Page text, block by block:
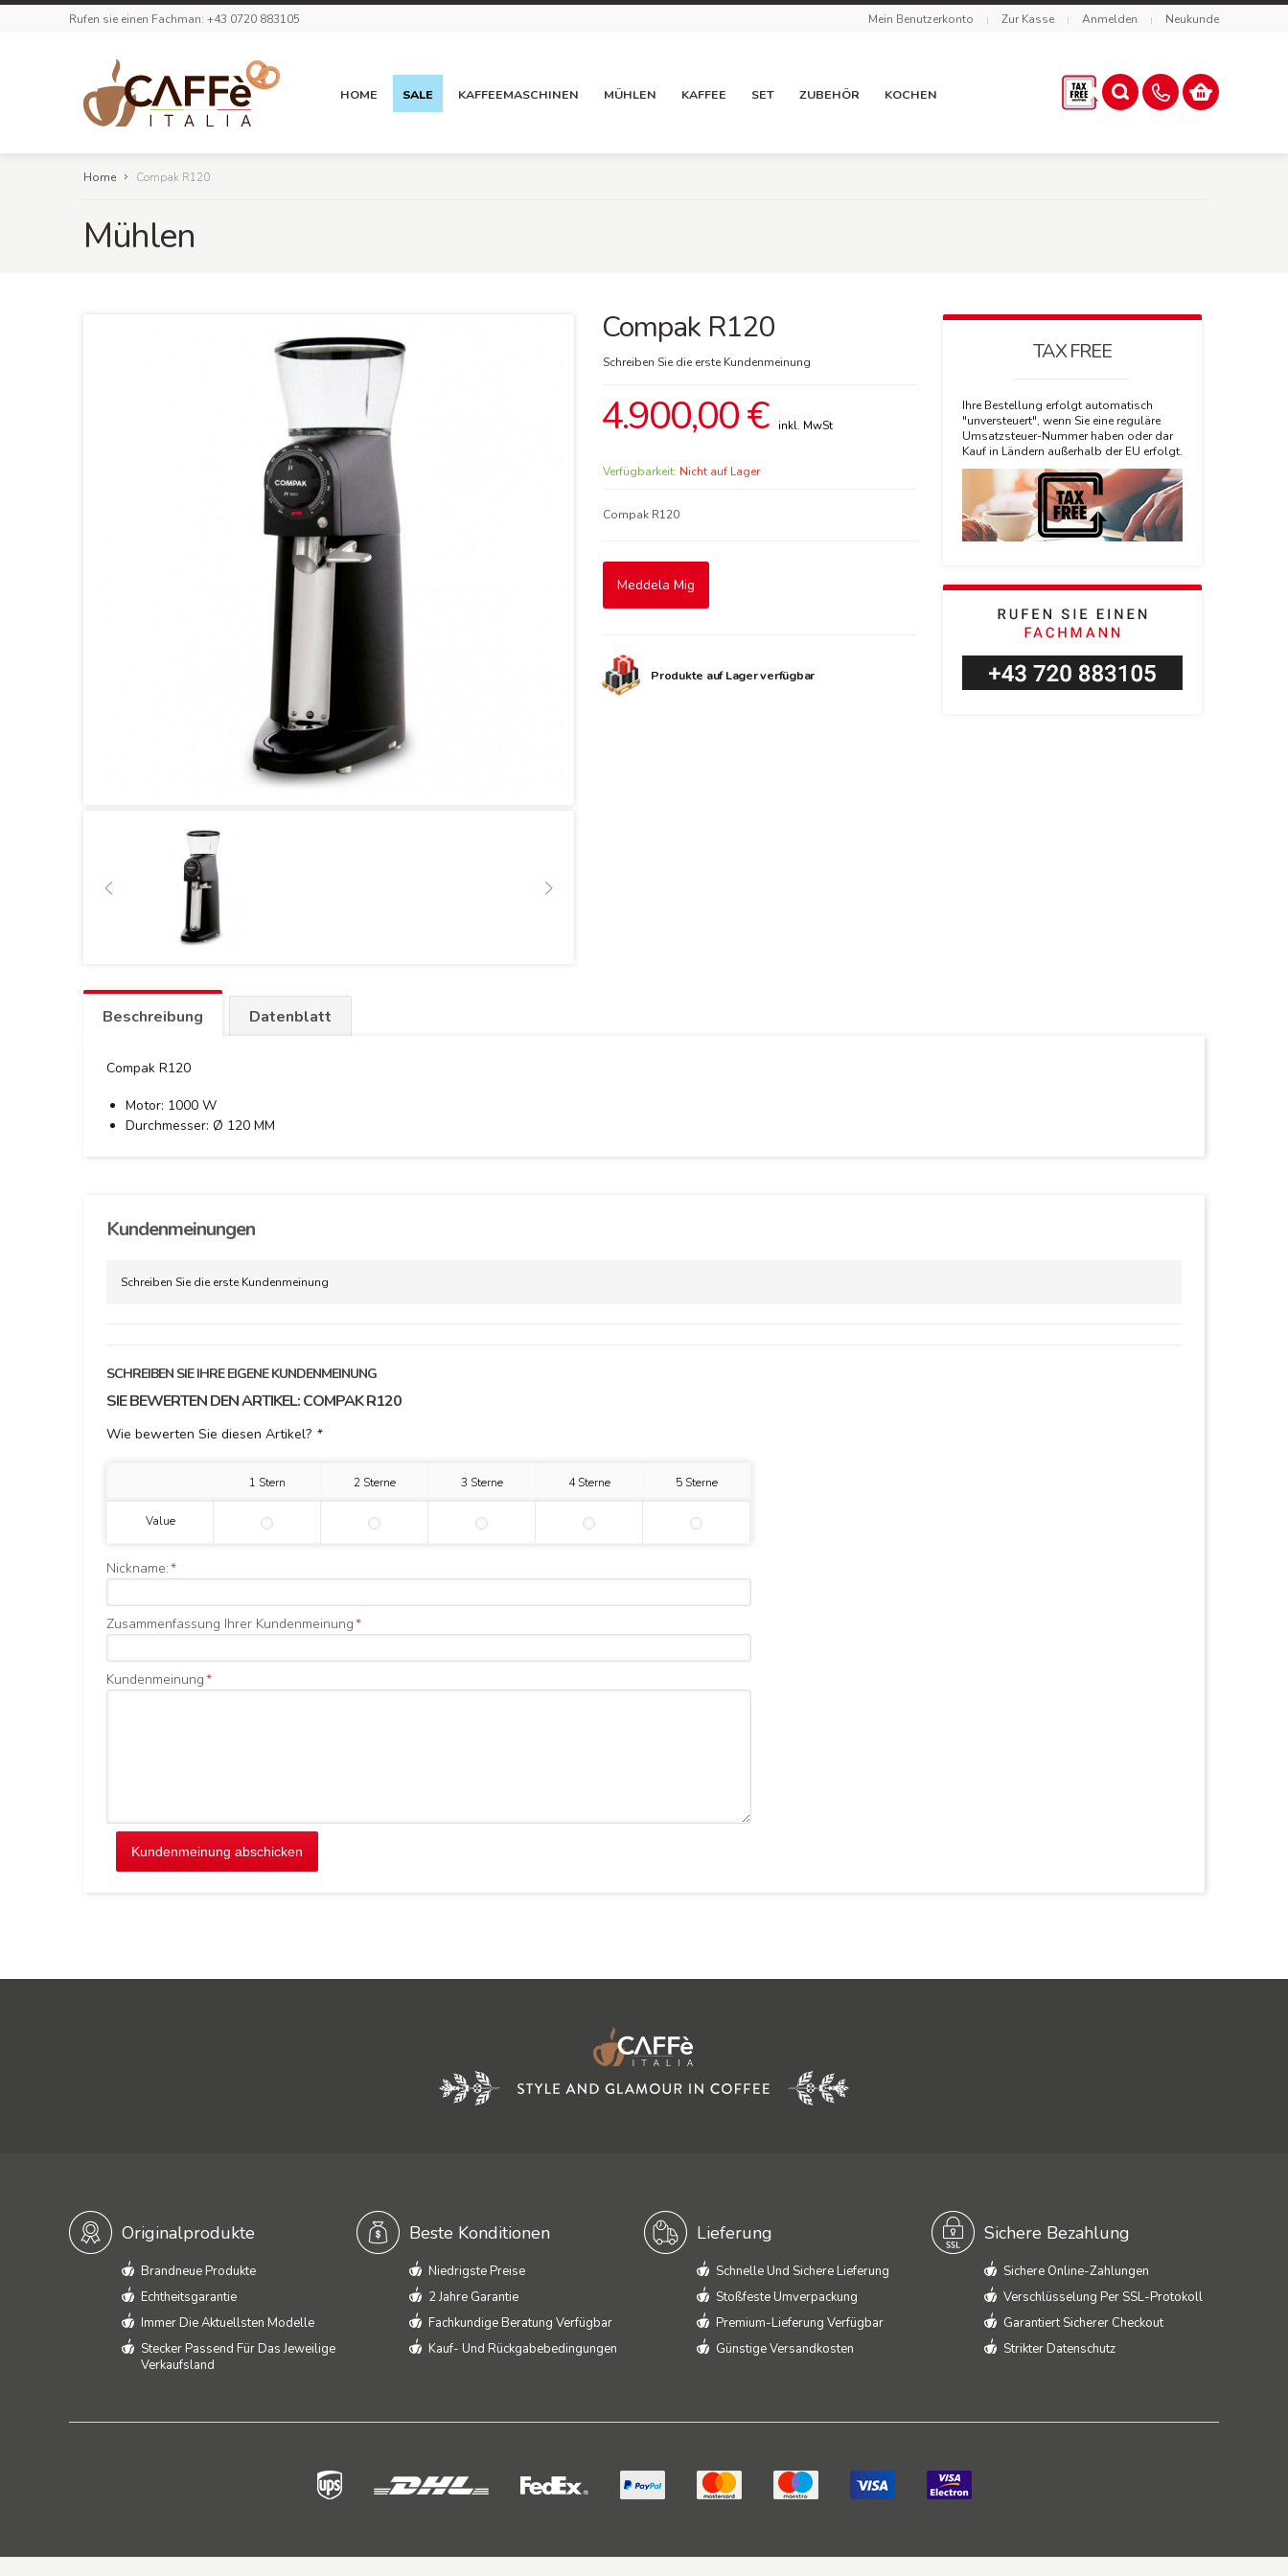
Rufen sie einen Fachman: +43 0720 883105 Mein Benutzerkonto Zur Kasse Anmelden Neukunde
HOME SALE KAFFEEMASCHINEN MÜHLEN KAFFEE SET ZUBEHÖR KOCHEN
Home Compak R120
Mühlen
TAX FREE
Ihre Bestellung erfolgt automatisch
"unversteuert", wenn Sie eine reguläre
Umsatzsteuer-Nummer haben oder dar
Kauf in Ländern außerhalb der EU erfolgt.
Compak R120
Schreiben Sie die erste Kundenmeinung
4.900,00 €
Verfügbarkeit: Nicht auf Lager
Compak R120
Meddela Mig
Produkte auf Lager verfügbar
Beschreibung Datenblatt
Compak R120
Motor: 1000 W
Durchmesser: Ø 120 MM
Kundenmeinungen
Schreiben Sie die erste Kundenmeinung
SCHREIBEN SIE IHRE EIGENE KUNDENMEINUNG
SIE BEWERTEN DEN ARTIKEL:COMPAK R120
Wie bewerten Sie diesen Artikel? *
1 Stern 2 Sterne 3 Sterne 4 Sterne 5 Sterne
Value
*
Nickname:
*
Zusammenfassung Ihrer Kundenmeinung
*
Kundenmeinung
Kundenmeinung abschicken
Originalprodukte
Brandneue Produkte
Echtheitsgarantie
Immer Die Aktuellsten Modelle
Stecker Passend Für Das Jeweilige
Verkaufsland
Beste Konditionen
Niedrigste Preise
2 Jahre Garantie
Fachkundige Beratung Verfügbar
Kauf- Und Rückgabebedingungen
Lieferung
Schnelle Und Sichere Lieferung
Stoßfeste Umverpackung
Premium-Lieferung Verfügbar
Günstige Versandkosten
Sichere Bezahlung
Sichere Online-Zahlungen
Verschlüsselung Per SSL-Protokoll
Garantiert Sicherer Checkout
Strikter Datenschutz